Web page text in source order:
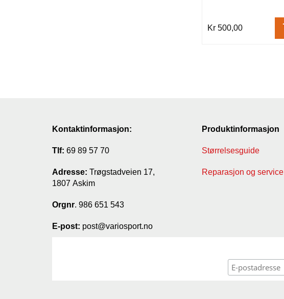
Kr 500,00
Kontaktinformasjon:
Tlf: 69 89 57 70
Adresse: Trøgstadveien 17,
1807 Askim
Orgnr. 986 651 543
E-post: post@variosport.no
Produktinformasjon
Størrelsesguide
Reparasjon og service